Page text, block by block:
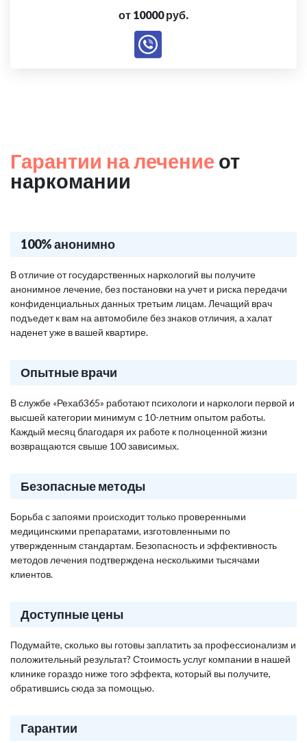
от 10000 руб.
Гарантии на лечение от
наркомании
100% анонимно
В отличие от государственных наркологий вы получите
анонимное лечение, без постановки на учет и риска передачи
конфиденциальных данных третьим лицам. Лечащий врач
подъедет к вам на автомобиле без знаков отличия, а халат
наденет уже в вашей квартире.
Опытные врачи
В службе «Рехаб365» работают психологи и наркологи первой и
высшей категории минимум с 10-летним опытом работы.
Каждый месяц благодаря их работе к полноценной жизни
возвращаются свыше 100 зависимых.
Безопасные методы
Борьба с запоями происходит только проверенными
медицинскими препаратами, изготовленными по
утвержденным стандартам. Безопасность и эффективность
методов лечения подтверждена несколькими тысячами
клиентов.
Доступные цены
Подумайте, сколько вы готовы заплатить за профессионализм и
положительный результат? Стоимость услуг компании в нашей
клинике гораздо ниже того эффекта, который вы получите,
обратившись сюда за помощью.
Гарантии